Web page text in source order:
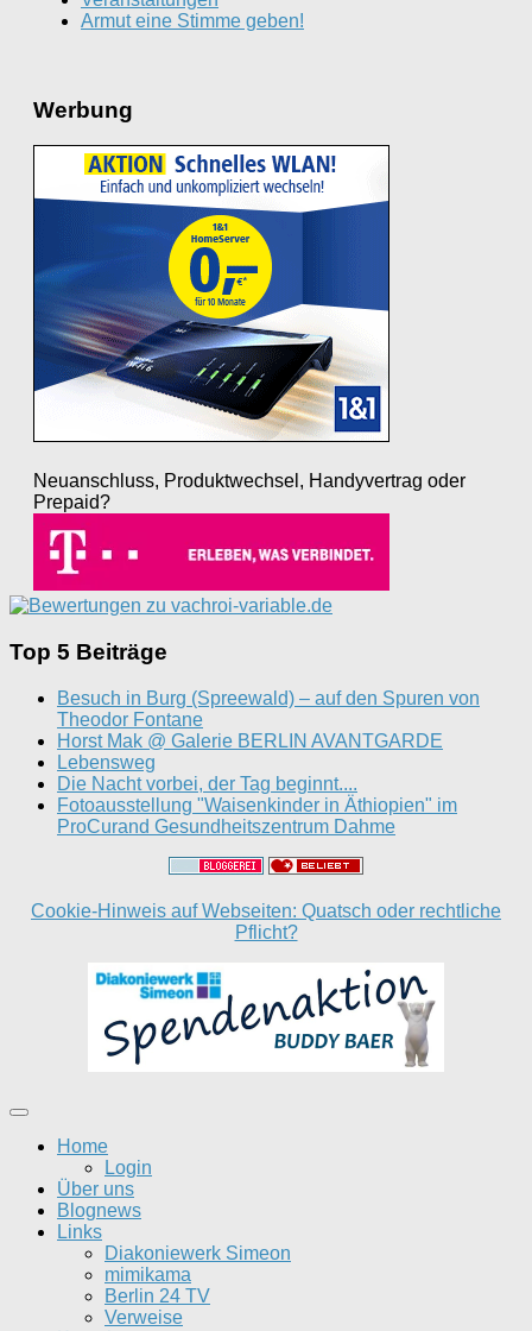
Armut eine Stimme geben!
Werbung
Neuanschluss, Produktwechsel, Handyvertrag oder
Prepaid?
Top 5 Beiträge
Besuch in Burg (Spreewald) – auf den Spuren von
Theodor Fontane
Horst Mak @ Galerie BERLIN AVANTGARDE
Lebensweg
Die Nacht vorbei, der Tag beginnt....
Fotoausstellung "Waisenkinder in Äthiopien" im
ProCurand Gesundheitszentrum Dahme
Cookie-Hinweis auf Webseiten: Quatsch oder rechtliche
Pflicht?
Home
Login
Über uns
Blognews
Links
Diakoniewerk Simeon
mimikama
Berlin 24 TV
Verweise